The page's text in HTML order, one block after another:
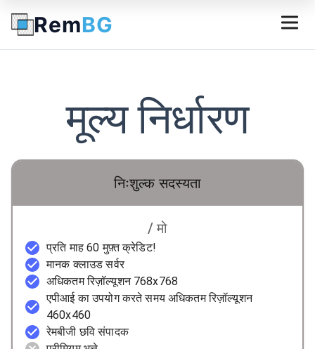
RemBG
मूल्य निर्धारण
निःशुल्क सदस्यता
/ मो
प्रति माह 60 मुफ़्त क्रेडिट!
मानक क्लाउड सर्वर
अधिकतम रिज़ॉल्यूशन 768x768
एपीआई का उपयोग करते समय अधिकतम रिज़ॉल्यूशन
460x460
रेमबीजी छवि संपादक